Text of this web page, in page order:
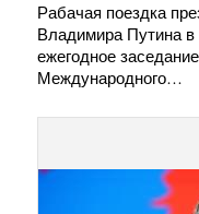
Рабачая поездка
Владимира Путина
ежегодное заседание
Международного…